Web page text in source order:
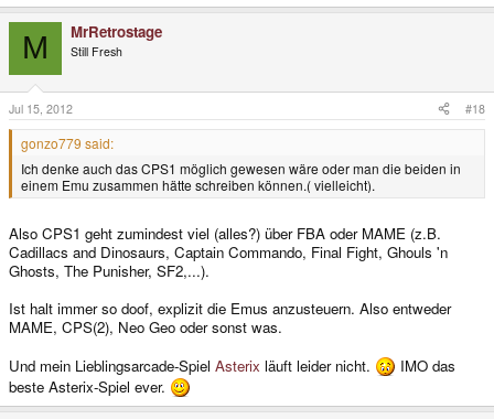
M MrRetrostage
Still Fresh
Jul 15, 2012 #18
gonzo779 said:
Ich denke auch das CPS1 möglich gewesen wäre oder man die beiden in
einem Emu zusammen hätte schreiben können.( vielleicht).
Also CPS1 geht zumindest viel (alles?) über FBA oder MAME (z.B.
Cadillacs and Dinosaurs, Captain Commando, Final Fight, Ghouls 'n
Ghosts, The Punisher, SF2,...).
Ist halt immer so doof, explizit die Emus anzusteuern. Also entweder
MAME, CPS(2), Neo Geo oder sonst was.
Und mein Lieblingsarcade-Spiel Asterix läuft leider nicht.
IMO das
beste Asterix-Spiel ever.